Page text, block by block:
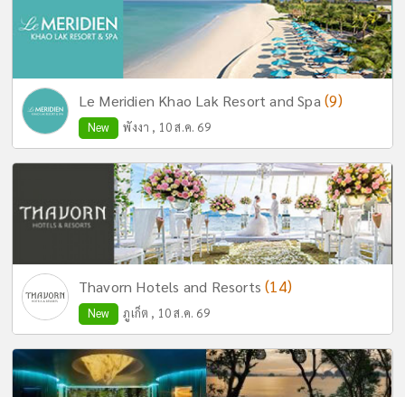
Le Meridien Khao Lak Resort and Spa (9)
New พังงา , 10 ส.ค. 69
Thavorn Hotels and Resorts(14)
New ภูเก็ต , 10 ส.ค. 69